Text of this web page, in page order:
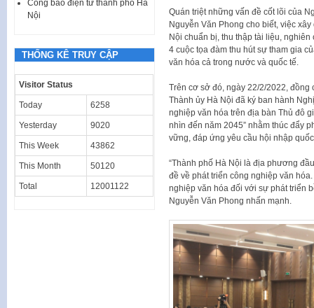
Quán triệt những vấn đề cốt lõi của
Nguyễn Văn Phong cho biết, việc
Nội chuẩn bị, thu thập tài liệu,
4 cuộc tọa đàm thu hút sự tham gia
văn hóa cả trong nước và quốc tế.
Trên cơ sở đó, ngày 22/2/2022,
Thành ủy Hà Nội đã ký ban hành
nghiệp văn hóa trên địa bàn Thủ đô
nhìn đến năm 2045” nhằm thúc đẩy
vững, đáp ứng yêu cầu hội nhập
“Thành phố Hà Nội là địa phương
đề về phát triển công nghiệp văn
nghiệp văn hóa đối với sự phát triển
Nguyễn Văn Phong nhấn mạnh.
Công báo điện tử thành phố Hà
Nội
THỐNG KÊ TRUY CẬP
Visitor Status
Today 6258
Yesterday 9020
This Week 43862
This Month 50120
Total 12001122